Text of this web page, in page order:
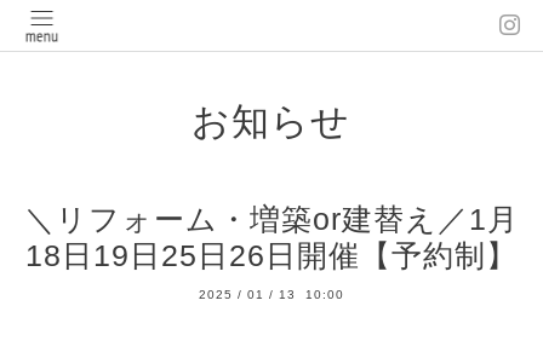
お知らせ
＼リフォーム・増築or建替え／1月
18日19日25日26日開催【予約制】
2025 / 01 / 13 10:00